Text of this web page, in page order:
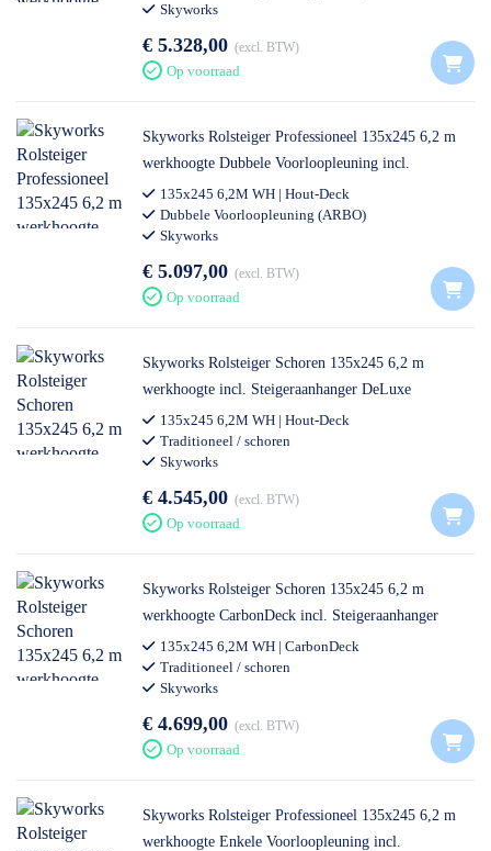
Skyworks
€ 5.328,00 excl. BTW
Op voorraad
Skyworks Rolsteiger Professioneel 135x245 6,2 m
werkhoogte Dubbele Voorloopleuning incl.
Steigeraanhanger DeLuxe
135x245 6,2M WH | Hout-Deck
Dubbele Voorloopleuning (ARBO)
Skyworks
€ 5.097,00 excl. BTW
Op voorraad
Skyworks Rolsteiger Schoren 135x245 6,2 m
werkhoogte incl. Steigeraanhanger DeLuxe
135x245 6,2M WH | Hout-Deck
Traditioneel / schoren
Skyworks
€ 4.545,00 excl. BTW
Op voorraad
Skyworks Rolsteiger Schoren 135x245 6,2 m
werkhoogte CarbonDeck incl. Steigeraanhanger
DeLuxe
135x245 6,2M WH | CarbonDeck
Traditioneel / schoren
Skyworks
€ 4.699,00 excl. BTW
Op voorraad
Skyworks Rolsteiger Professioneel 135x245 6,2 m
werkhoogte Enkele Voorloopleuning incl.